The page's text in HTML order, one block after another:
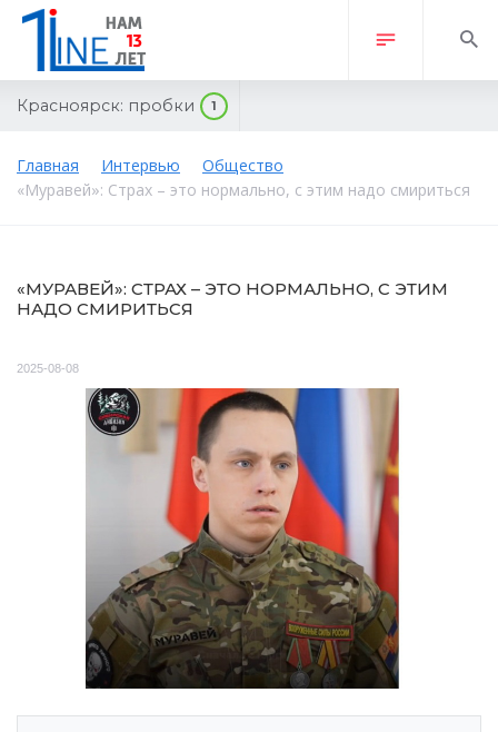
Красноярск: пробки 1
Главная Интервью
Общество
«Муравей»: Страх – это нормально, с этим надо смириться
«МУРАВЕЙ»: СТРАХ – ЭТО НОРМАЛЬНО, С ЭТИМ
НАДО СМИРИТЬСЯ
2025-08-08